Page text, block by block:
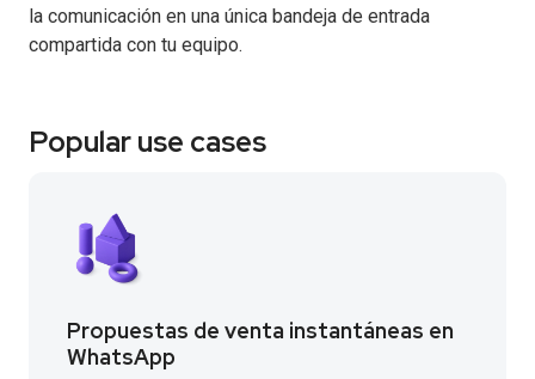
la comunicación en una única bandeja de entrada
compartida con tu equipo.
Popular use cases
Propuestas de venta instantáneas en
WhatsApp